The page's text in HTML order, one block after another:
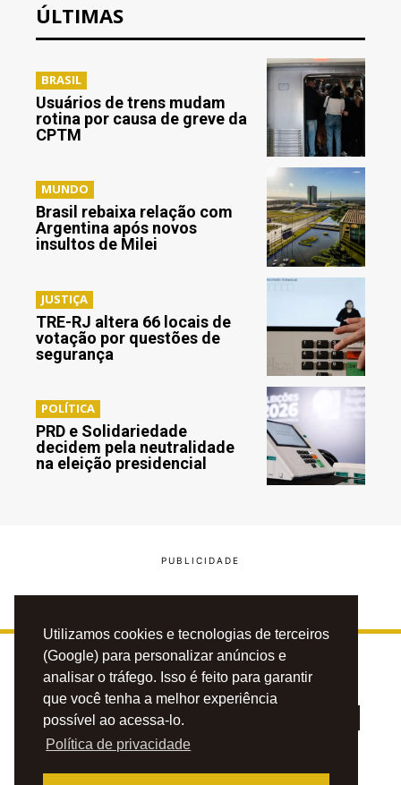
Utilizamos cookies e tecnologias de terceiros
(Google) para personalizar anúncios e
analisar o tráfego. Isso é feito para garantir
que você tenha a melhor experiência
possível ao acessa-lo.
Política de privacidade
ÚLTIMAS
BRASIL
Usuários de trens mudam
rotina por causa de greve da
CPTM
MUNDO
Brasil rebaixa relação com
Argentina após novos
insultos de Milei
JUSTIÇA
TRE-RJ altera 66 locais de
votação por questões de
segurança
POLÍTICA
PRD e Solidariedade
decidem pela neutralidade
na eleição presidencial